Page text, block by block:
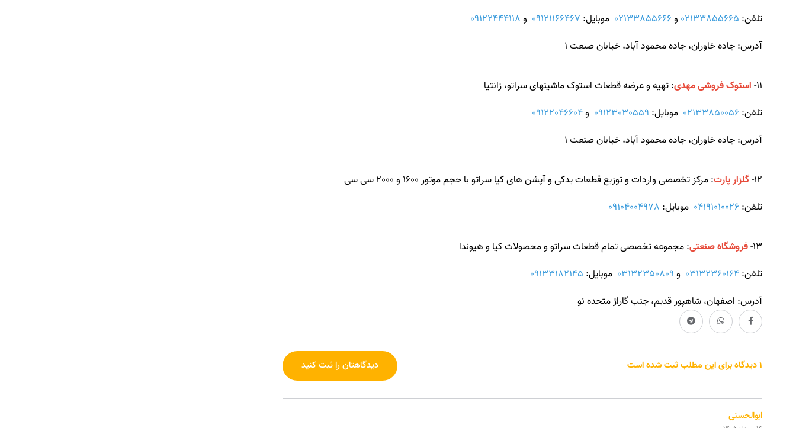
تلفن: 02133855665 و 02133855666 موبایل: 09121166467 و 09122444118
آدرس: جاده خاوران، جاده محمود آباد، خیابان صنعت 1
11- استوک فروشی مهدی: تهیه و عرضه قطعات استوک ماشینهای سراتو، زانتیا
تلفن: 02133850056 موبایل: 09123030559 و09122046604
آدرس: جاده خاوران، جاده محمود آباد، خیابان صنعت 1
12- گلزار پارت: مرکز تخصصی واردات و توزیع قطعات یدکی و آپشن های کیا سراتو با حجم موتور 1600 و 2000 سی سی
تلفن: 04191010026 موبایل: 09104004978
13- فروشگاه صنعتی: مجموعه تخصصی تمام قطعات سراتو و محصولات کیا و هیوندا
تلفن: 03132360164 و 03132350809 موبایل: 09133182145
آدرس: اصفهان، شاهپور قدیم، جنب گاراژ متحده نو
1 دیدگاه برای این مطلب ثبت شده است دیدگاهتان را ثبت کنید
ابوالحسني